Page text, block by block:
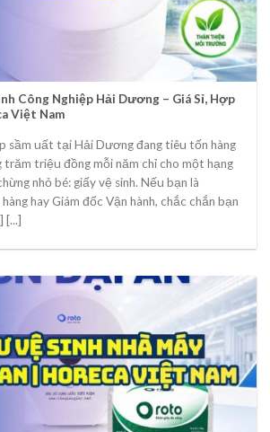
Công Nghiệp Hải Dương – Giá Sỉ, Hợp
Việt Nam
sầm uất tại Hải Dương đang tiêu tốn hàng
trăm triệu đồng mỗi năm chỉ cho một hạng
nhỏ bé: giấy vệ sinh. Nếu bạn là
hay Giám đốc Vận hành, chắc chắn bạn
[...]